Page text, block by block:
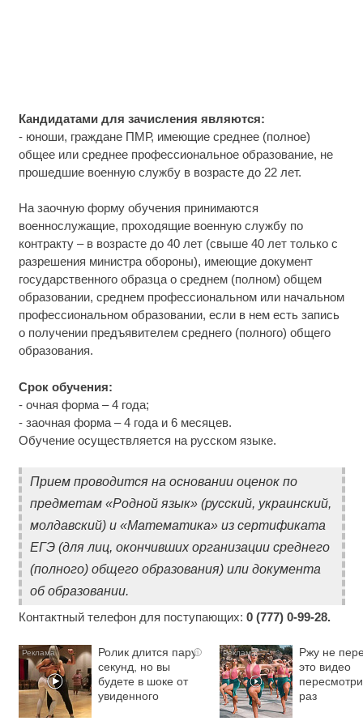
Кандидатами для зачисления являются:
- юноши, граждане ПМР, имеющие среднее (полное)
общее или среднее профессиональное образование, не
прошедшие военную службу в возрасте до 22 лет.
На заочную форму обучения принимаются
военнослужащие, проходящие военную службу по
контракту – в возрасте до 40 лет (свыше 40 лет только с
разрешения министра обороны), имеющие документ
государственного образца о среднем (полном) общем
образовании, среднем профессиональном или начальном
профессиональном образовании, если в нем есть запись
о получении предъявителем среднего (полного) общего
образования.
Срок обучения:
- очная форма – 4 года;
- заочная форма – 4 года и 6 месяцев.
Обучение осуществляется на русском языке.
Прием проводится на основании оценок по
предметам «Родной язык» (русский, украинский,
молдавский) и «Математика» из сертификата
ЕГЭ (для лиц, окончивших организации среднего
(полного) общего образования) или документа
об образовании.
Контактный телефон для поступающих: 0 (777) 0-99-28.
i
Ролик длится пару
секунд, но вы
будете в шоке от
увиденного
Ржу не
это видео
раз